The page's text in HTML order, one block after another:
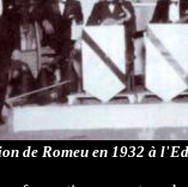
de Romeu en 1932 à